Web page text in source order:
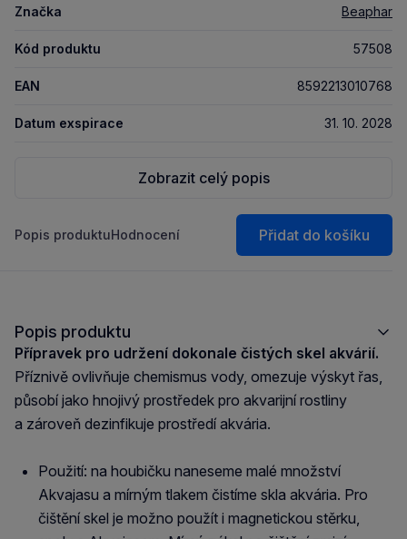
Značka Beaphar
Kód produktu 57508
EAN 8592213010768
Datum exspirace 31. 10. 2028
Zobrazit celý popis
Popis produktuHodnocení Přidat do košíku
Popis produktu
Přípravek pro udržení dokonale čistých skel akvárií.
Příznivě ovlivňuje chemismus vody, omezuje výskyt řas,
působí jako hnojivý prostředek pro akvarijní rostliny
a zároveň dezinfikuje prostředí akvária.
Použití: na houbičku naneseme malé množství
Akvajasu a mírným tlakem čistíme skla akvária. Pro
čištění skel je možno použít i magnetickou stěrku,